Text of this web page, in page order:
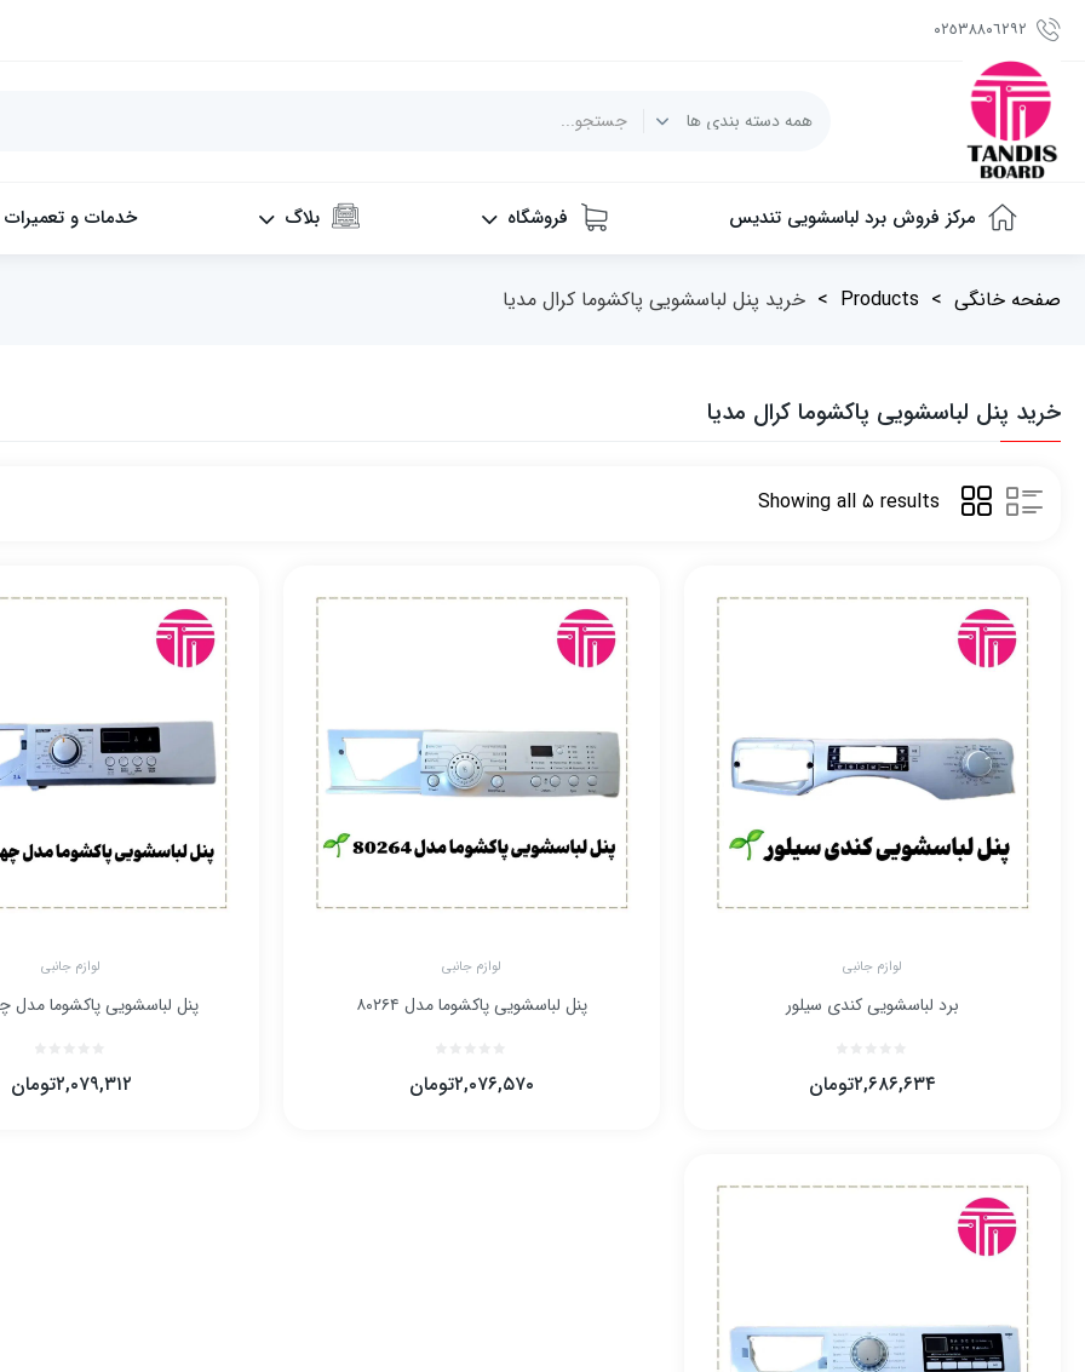
٠٢٥٣٨٨٠٦٢٩٢
مرکز فروش برد لباسشویی تندیس فروشگاه بلاگ خدمات و تعمیرات
صفحه خانگی >
Products
> خرید پنل لباسشویی پاکشوما کرال مدیا
خرید پنل لباسشویی پاکشوما کرال مدیا
Showing all ۵ results
لوازم جانبی
برد لباسشویی کندی سیلور
تومان۲,۶۸۶,۶۳۴
لوازم جانبی
پنل لباسشویی پاکشوما مدل ۸۰۲۶۴
تومان۲,۰۷۶,۵۷۰
لوازم جانبی
پنل لباسشویی پاکشوما مدل
تومان۲,۰۷۹,۳۱۲